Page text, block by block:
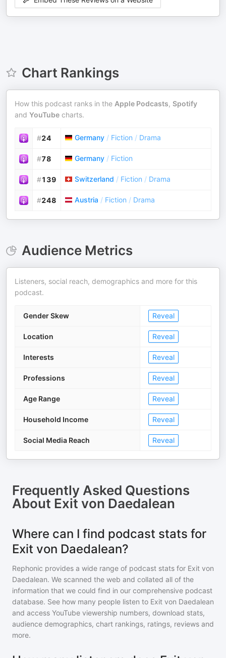
Chart Rankings
How this podcast ranks in the Apple Podcasts, Spotify
and YouTube charts.
#24 Germany / Fiction / Drama
#78 Germany / Fiction
#139 Switzerland / Fiction / Drama
#248 Austria / Fiction / Drama
Audience Metrics
Listeners, social reach, demographics and more for this
podcast.
Gender Skew Reveal
Location Reveal
Interests Reveal
Professions Reveal
Age Range Reveal
Household Income Reveal
Social Media Reach Reveal
Frequently Asked Questions
About Exit von Daedalean
Where can I find podcast stats for
Exit von Daedalean?
Rephonic provides a wide range of podcast stats for Exit von
Daedalean. We scanned the web and collated all of the
information that we could find in our comprehensive podcast
database. See how many people listen to Exit von Daedalean
and access YouTube viewership numbers, download stats,
audience demographics, chart rankings, ratings, reviews and
more.